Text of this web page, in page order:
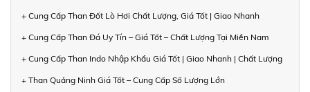
+ Cung Cấp Than Đốt Lò Hơi Chất Lượng, Giá Tốt | Giao Nhanh
+ Cung Cấp Than Đá Uy Tín – Giá Tốt – Chất Lượng Tại Miền Nam
+ Cung Cấp Than Indo Nhập Khẩu Giá Tốt | Giao Nhanh | Chất Lượng
+ Than Quảng Ninh Giá Tốt – Cung Cấp Số Lượng Lớn